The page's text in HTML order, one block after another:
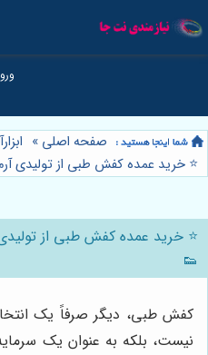
صفحه اصلی »
⭐️ خرید عمده کفش طبی از تولیدی
⭐️ خرید عمده کفش طبی از
👟
کفش طبی، دیگر صرفاً یک
نیست، بلکه به عنوان یک